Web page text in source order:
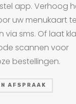
app. Verhoog
uw menukaart
via sms. Of laat
scannen voor
bestellingen.
AFSPRAAK